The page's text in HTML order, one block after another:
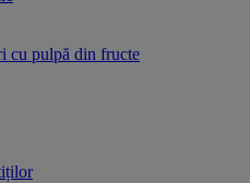
cu pulpă din fructe